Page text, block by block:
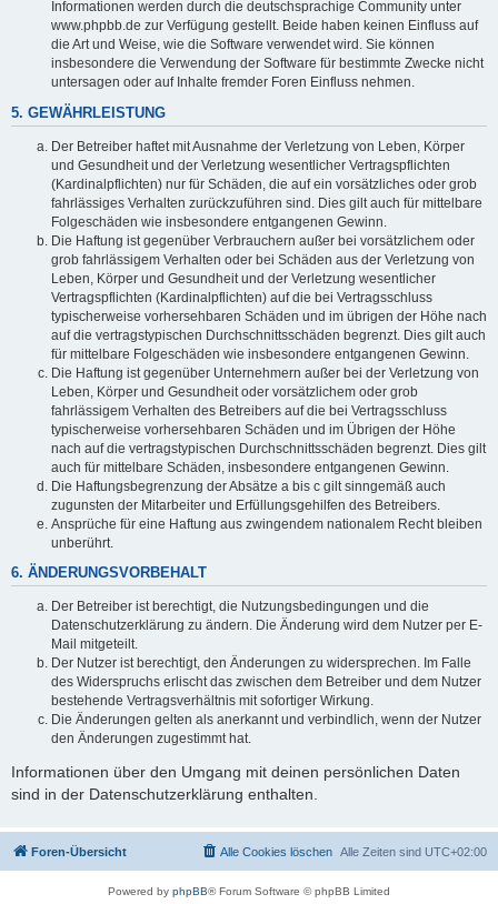
Informationen werden durch die deutschsprachige Community unter
www.phpbb.de zur Verfügung gestellt. Beide haben keinen Einfluss auf
die Art und Weise, wie die Software verwendet wird. Sie können
insbesondere die Verwendung der Software für bestimmte Zwecke nicht
untersagen oder auf Inhalte fremder Foren Einfluss nehmen.
5. GEWÄHRLEISTUNG
Der Betreiber haftet mit Ausnahme der Verletzung von Leben, Körper
und Gesundheit und der Verletzung wesentlicher Vertragspflichten
(Kardinalpflichten) nur für Schäden, die auf ein vorsätzliches oder grob
fahrlässiges Verhalten zurückzuführen sind. Dies gilt auch für mittelbare
Folgeschäden wie insbesondere entgangenen Gewinn.
Die Haftung ist gegenüber Verbrauchern außer bei vorsätzlichem oder
grob fahrlässigem Verhalten oder bei Schäden aus der Verletzung von
Leben, Körper und Gesundheit und der Verletzung wesentlicher
Vertragspflichten (Kardinalpflichten) auf die bei Vertragsschluss
typischerweise vorhersehbaren Schäden und im übrigen der Höhe nach
auf die vertragstypischen Durchschnittsschäden begrenzt. Dies gilt auch
für mittelbare Folgeschäden wie insbesondere entgangenen Gewinn.
Die Haftung ist gegenüber Unternehmern außer bei der Verletzung von
Leben, Körper und Gesundheit oder vorsätzlichem oder grob
fahrlässigem Verhalten des Betreibers auf die bei Vertragsschluss
typischerweise vorhersehbaren Schäden und im Übrigen der Höhe
nach auf die vertragstypischen Durchschnittsschäden begrenzt. Dies gilt
auch für mittelbare Schäden, insbesondere entgangenen Gewinn.
Die Haftungsbegrenzung der Absätze a bis c gilt sinngemäß auch
zugunsten der Mitarbeiter und Erfüllungsgehilfen des Betreibers.
Ansprüche für eine Haftung aus zwingendem nationalem Recht bleiben
unberührt.
6. ÄNDERUNGSVORBEHALT
Der Betreiber ist berechtigt, die Nutzungsbedingungen und die
Datenschutzerklärung zu ändern. Die Änderung wird dem Nutzer per E-
Mail mitgeteilt.
Der Nutzer ist berechtigt, den Änderungen zu widersprechen. Im Falle
des Widerspruchs erlischt das zwischen dem Betreiber und dem Nutzer
bestehende Vertragsverhältnis mit sofortiger Wirkung.
Die Änderungen gelten als anerkannt und verbindlich, wenn der Nutzer
den Änderungen zugestimmt hat.
Informationen über den Umgang mit deinen persönlichen Daten
sind in der Datenschutzerklärung enthalten.
Foren-Übersicht Alle Zeiten sind UTC+02:00
Alle Cookies löschen
Powered by phpBB® Forum Software © phpBB Limited